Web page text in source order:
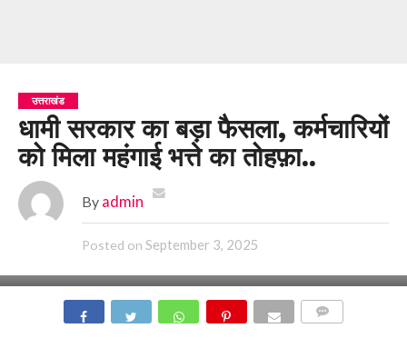
उत्तराखंड
धामी सरकार का बड़ा फैसला, कर्मचारियों
को मिला महंगाई भत्ते का तोहफ़ा..
By admin
Posted on September 3, 2025